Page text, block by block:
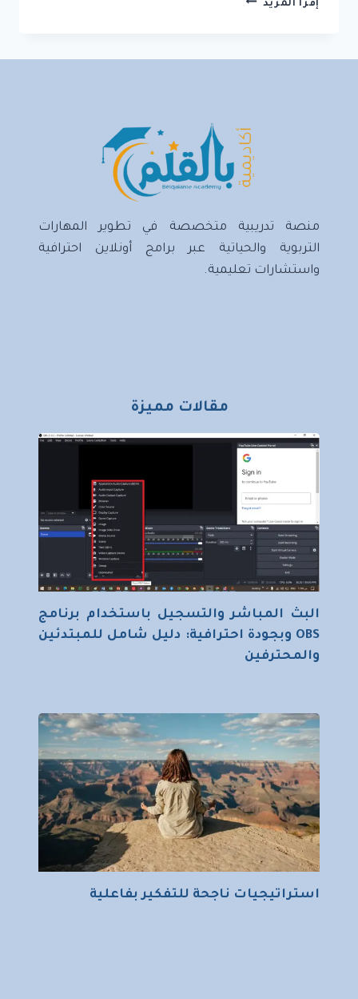
إقرأ المزيد
منصة تدريبية متخصصة في تطوير المهارات
التربوية والحياتية عبر برامج أونلاين احترافية
واستشارات تعليمية.
مقالات مميزة
البث المباشر والتسجيل باستخدام برنامج
OBS وبجودة احترافية: دليل شامل للمبتدئين
والمحترفين
استراتيجيات ناجحة للتفكير بفاعلية